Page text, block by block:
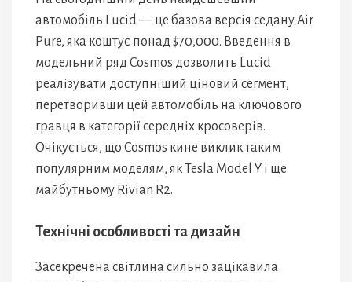
автомобіль Lucid — це базова версія седану Air
Pure, яка коштує понад $70,000. Введення в
модельний ряд Cosmos дозволить Lucid
реалізувати доступніший ціновий сегмент,
перетворивши цей автомобіль на ключового
гравця в категорії середніх кросоверів.
Очікується, що Cosmos кине виклик таким
популярним моделям, як Tesla Model Y і ще
майбутньому Rivian R2.
Технічні особливості та дизайн
Засекречена світлина сильно зацікавила